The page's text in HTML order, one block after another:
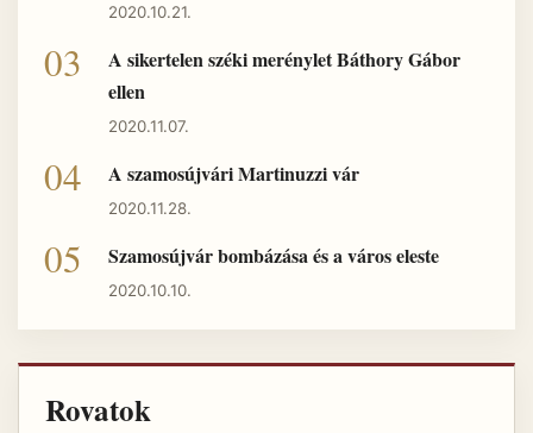
2020.10.21.
A sikertelen széki merénylet Báthory Gábor
ellen
2020.11.07.
A szamosújvári Martinuzzi vár
2020.11.28.
Szamosújvár bombázása és a város eleste
2020.10.10.
Rovatok